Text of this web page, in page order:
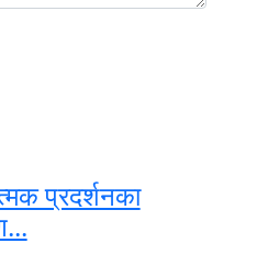
प्रदर्शनका